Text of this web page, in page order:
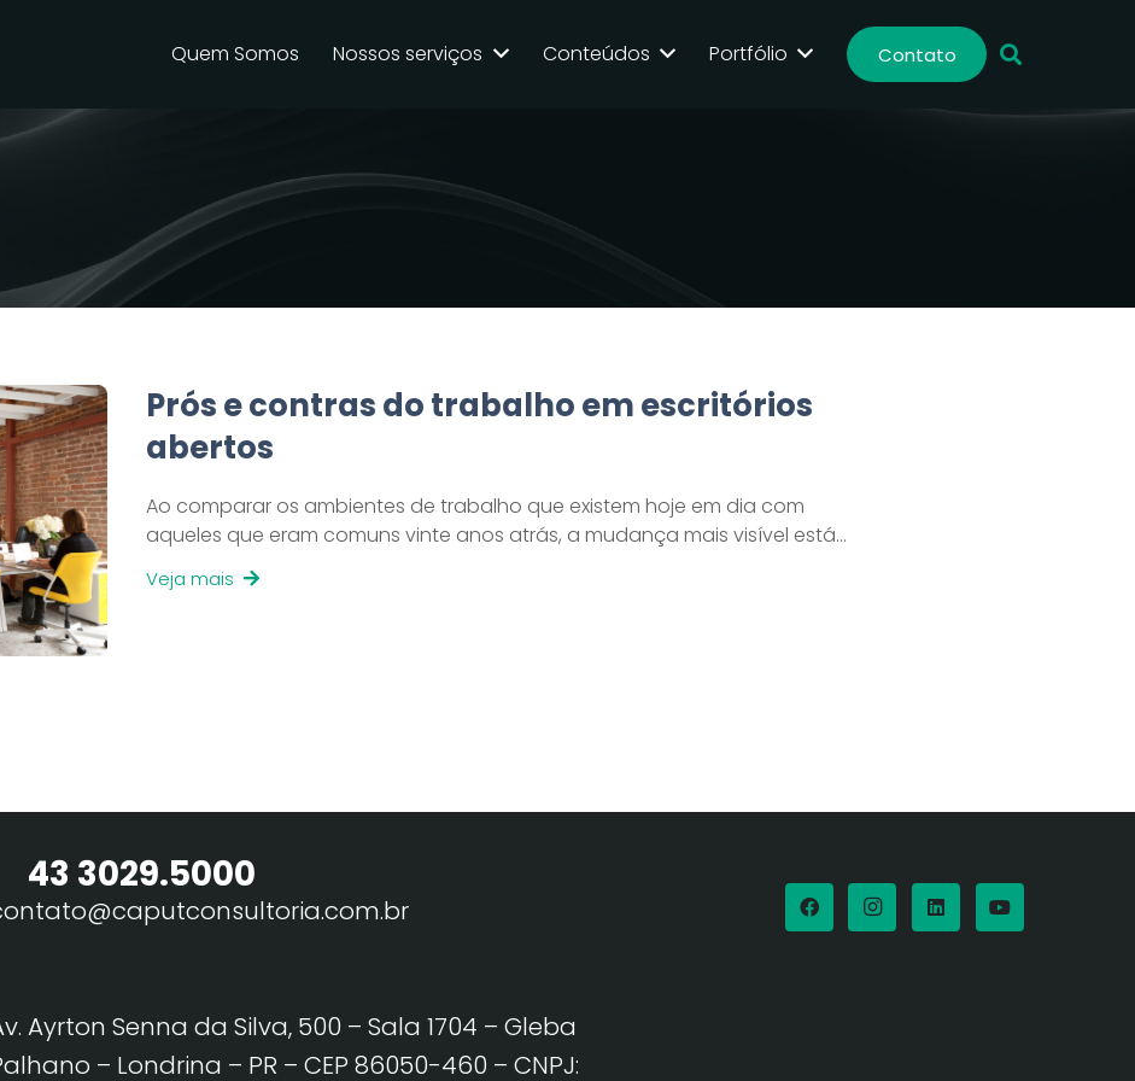
Quem Somos Nossos serviços Conteúdos Portfólio Contato
Prós e contras do trabalho em escritórios
abertos
Ao comparar os ambientes de trabalho que existem hoje em dia com
aqueles que eram comuns vinte anos atrás, a mudança mais visível está…
Veja mais
43 3029.5000
Ayrton Senna da Silva, 500 – Sala 1704 – Gleba
– Londrina – PR – CEP 86050-460 – CNPJ: